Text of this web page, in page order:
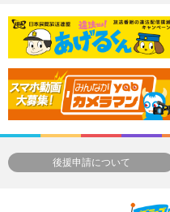
後援申請について